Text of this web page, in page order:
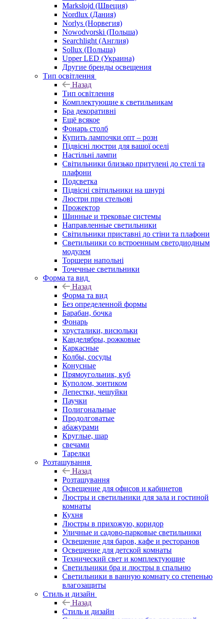
Markslojd (Швеция)
Nordlux (Дания)
Norlys (Норвегия)
Nowodvorski (Польша)
Searchlight (Англия)
Sollux (Польша)
Upper LED (Украина)
Другие бренды освещения
Тип освітлення
Назад
Тип освітлення
Комплектующие к светильникам
Бра декоративні
Ещё всякое
Фонарь столб
Купить лампочки опт – розн
Підвісні люстри для вашої оселі
Настільні лампи
Світильники близько притулені до стелі та
плафони
Подсветка
Підвісні світильники на шнурі
Люстри при стельові
Прожектор
Шинные и трековые системы
Направленные светильники
Світильники приставні до стіни та плафони
Светильники со встроенным светодиодным
модулем
Торшери напольні
Точечные светильники
Форма та вид
Назад
Форма та вид
Без определенной формы
Барабан, бочка
Фонарь
хрусталики, висюльки
Канделябры, рожковые
Каркасные
Колбы, сосуды
Конусные
Прямоугольник, куб
Куполом, зонтиком
Лепестки, чешуйки
Паучки
Полигональные
Продолговатые
абажурами
Круглые, шар
свечами
Тарелки
Розташування
Назад
Розташування
Освещение для офисов и кабинетов
Люстры и светильники для зала и гостиной
комнаты
Кухня
Люстры в прихожую, коридор
Уличные и садово-парковые светильники
Освещение для баров, кафе и ресторанов
Освещение для детской комнаты
Технический свет и комплектующие
Светильники бра и люстры в спальню
Светильники в ванную комнату со степенью
влагозащиты
Стиль и дизайн
Назад
Стиль и дизайн